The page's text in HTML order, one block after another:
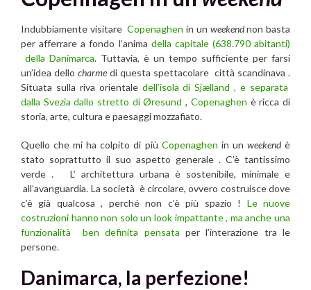
Indubbiamente visitareCopenaghen in un weekendnon basta
per afferrare a fondo l’anima della capitale (638.790 abitanti)
della Danimarca. Tuttavia, è un tempo sufficiente per farsi
un’idea dello charme di questa spettacolare città scandinava .
Situata sulla riva orientale dell’isola di Sjælland , e separata
dalla Svezia dallo stretto di Øresund , Copenaghen è ricca di
storia, arte, cultura e paesaggi mozzafiato.
Quello che mi ha colpito di più Copenaghen in un weekendè
stato soprattutto il suo aspetto generale . C’è tantissimo
verde . L’ architettura urbana è sostenibile, minimale e
all’avanguardia. La società è circolare, ovvero costruisce dove
c’è già qualcosa , perché non c’è più spazio ! Le nuove
costruzioni hanno non solo un look impattante , ma anche una
funzionalità ben definita pensata per l’interazione tra le
persone.
Danimarca, la perfezione!